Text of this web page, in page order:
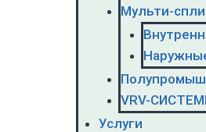
Мульти-
VRV-
Услуги